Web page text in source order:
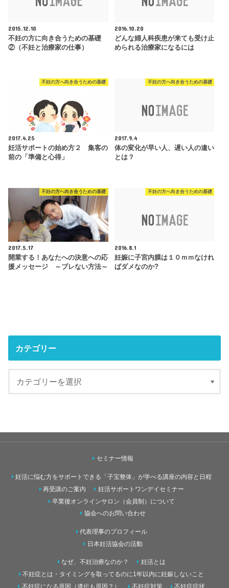
2015.12.10
不妊の方に向き合うための基礎
②（不妊と治療家の仕事）
2016.10.20
どんな婦人科疾患が来ても受け止
められる治療家になるには
不妊の方へ向き合うための基礎
2017.4.25
妊活サポートの始め方２ 集客の
前の「準備と心得」
不妊の方へ向き合うための基礎
2017.9.4
体の変化が早い人、遅い人の違い
とは？
不妊の方へ向き合うための基礎
2017.5.17
開業する！あなたへの決意への応
援メッセージ ～ブレない方法～
不妊の方へ向き合うための基礎
2016.8.1
妊娠に子宮内膜は１０ｍｍなけれ
ばダメなのか?
カテゴリー
セミナー情報
妊活に悩む方をサポートできる「子宝整体」が学べる講座の内容と日程
再受講のご案内
妊活サポートワンデイセミナー
卒業後オンラインサロン（会員制）について
協会へのお問い合わせ
代表理事のプロフィール
日本妊活協会の活動
なぜ、不妊治療なのか？
妊活とは
不妊症とは・タイミングを取ってるのに1年以内に妊娠しないこと
不妊症になる原因（遺伝も原因？）
不妊症対策 不妊症症状